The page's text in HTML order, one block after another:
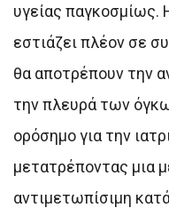
υγείας παγκοσμίως.
εστιάζει πλέον σε
θα αποτρέπουν την
την πλευρά των
ορόσημο για την
μετατρέποντας μια
αντιμετωπίσιμη